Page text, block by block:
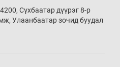
30 мин
Сүхбаатар дүүрэг 8-р
Улаанбаатар зочид буудал